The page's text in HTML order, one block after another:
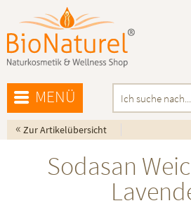
MENÜ
« Zur Artikelübersicht
Sodasan